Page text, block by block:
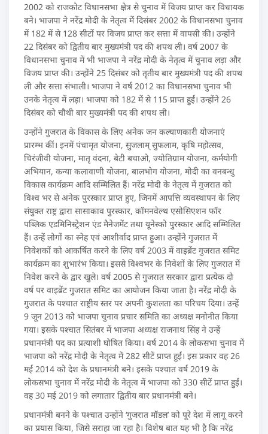
2002 को राजकोट विधानसभा क्षेत्र से चुनाव में विजय प्राप्त कर विधायक
बने। भाजपा ने नरेंद्र मोदी के नेतृत्व में दिसंबर 2002 के विधानसभा चुनाव
में 182 में से 128 सीटों पर विजय प्राप्त कर सत्ता में वापसी की। उन्होंने
22 दिसंबर को द्वितीय बार मुख्यमंत्री पद की शपथ ली। वर्ष 2007 के
विधानसभा चुनाव में भी भाजपा ने नरेंद्र मोदी के नेतृत्व में चुनाव लड़ा और
विजय प्राप्त की। उन्होंने 25 दिसंबर को तृतीय बार मुख्यमंत्री पद की शपथ
ली और सत्ता संभाली। भाजपा ने वर्ष 2012 का विधानसभा चुनाव भी
उनके नेतृत्व में लड़ा। भाजपा को 182 में से 115 प्राप्त हुईं। उन्होंने 26
दिसंबर को चौथी बार मुख्यमंत्री पद की शपथ ली।
उन्होंने गुजरात के विकास के लिए अनेक जन कल्याणकारी योजनाएं
प्रारम्भ कीं। इनमें पंचामृत योजना, सुजलाम् सुफलाम, कृषि महोत्सव,
चिरंजीवी योजना, मातृ वंदना, बेटी बचाओ, ज्योतिग्राम योजना, कर्मयोगी
अभियान, कन्या कलावाणी योजना, बालभोग योजना, मोदी का वनबन्धु
विकास कार्यक्रम आदि सम्मिलित हैं। नरेंद्र मोदी के नेतृत्व में गुजरात को
विश्व भर से अनेक पुरस्कार प्राप्त हुए, जिनमें आपत्ति व्यवस्थापन के लिए
संयुक्त राष्ट्र द्वारा सासाकाव पुरस्कार, कॉमनवेल्थ एसोसिएशन फॉर
पब्लिक एडमिनिस्ट्रेशन एंड मैनेजमेंट तथा यूनेस्को पुरस्कार आदि सम्मिलित
हैं। उन्हें लोगों का स्नेह एवं आशीर्वाद प्राप्त हुआ। उन्होंने गुजरात में
निवेशकों को आकर्षित करने के लिए वर्ष 2003 में वाइब्रेंट गुजरात समिट
कार्यक्रम का शुभारंभ किया। इससे विश्वभर के निवेशों के लिए गुजरात में
निवेश करने के द्वार खुले। वर्ष 2005 से गुजरात सरकार द्वारा प्रत्येक दो
वर्ष पर वाइब्रेंट गुजरात समिट का आयोजन किया जाता है। नरेंद्र मोदी के
गुजरात के पश्चात राष्ट्रीय स्तर पर अपनी कुशलता का परिचय दिया। उन्हें
9 जून 2013 को भाजपा चुनाव प्रचार समिति का अध्यक्ष मनोनीत किया
गया। इसके पश्चात सितंबर में भाजपा अध्यक्ष राजनाथ सिंह ने उन्हें
प्रधानमंत्री पद का प्रत्याशी घोषित किया। वर्ष 2014 के लोकसभा चुनाव में
भाजपा को नरेंद्र मोदी के नेतृत्व में 282 सीटें प्राप्त हुईं। इस प्रकार वह 26
मई 2014 को देश के प्रधानमंत्री बने। इसके पश्चात वर्ष 2019 के
लोकसभा चुनाव में नरेंद्र मोदी के नेतृत्व में भाजपा को 330 सीटें प्राप्त हुईं।
वह 30 मई 2019 को लगातार द्वितीय बार प्रधानमंत्री बने।
प्रधानमंत्री बनने के पश्चात उन्होंने ‘गुजरात मॉडल’ को पूरे देश में लागू करने
का प्रयास किया, जिसे सराहा जा रहा है। विशेष बात यह भी है कि नरेंद्र